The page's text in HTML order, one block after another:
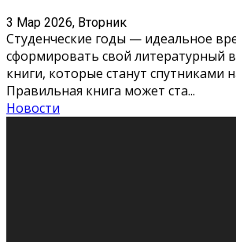
3 Мар 2026, Вторник
Студенческие годы — идеальное
сформировать свой литературный
книги, которые станут спутниками
Правильная книга может ста...
Новости